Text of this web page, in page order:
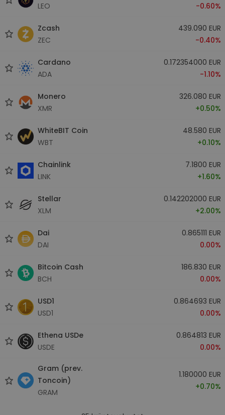
LEO
-0.60%
Zcash
ZEC
439.090 EUR
-0.40%
Cardano
ADA
0.172354000 EUR
-1.10%
Monero
XMR
326.080 EUR
+0.50%
WhiteBIT Coin
WBT
48.580 EUR
+0.10%
Chainlink
LINK
7.1800 EUR
+1.60%
Stellar
XLM
0.142202000 EUR
+2.00%
Dai
DAI
0.865111 EUR
0.00%
Bitcoin Cash
BCH
186.830 EUR
0.00%
USD1
USD1
0.864693 EUR
0.00%
Ethena USDe
USDE
0.864813 EUR
0.00%
Gram (prev.
Toncoin)
GRAM
1.180000 EUR
+0.70%